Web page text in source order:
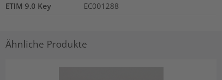
ETIM 9.0 Key
EC001288
Ähnliche Produkte